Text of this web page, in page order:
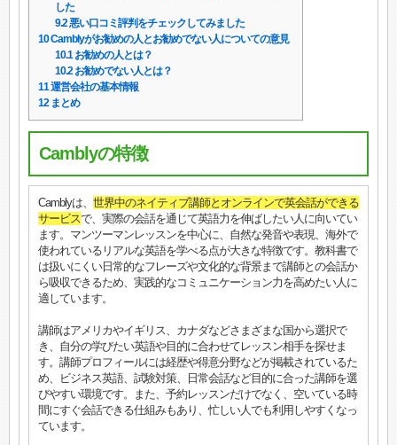
した
9.2悪い口コミ評判をチェックしてみました
10Camblyがお勧めの人とお勧めでない人についての意見
10.1お勧めの人とは？
10.2お勧めでない人とは？
11運営会社の基本情報
12まとめ
Camblyの特徴
Camblyは、 世界中のネイティブ講師とオンラインで英会話ができる
サービスで、実際の会話を通じて英語力を伸ばしたい人に向いてい
ます。マンツーマンレッスンを中心に、自然な発音や表現、海外で
使われているリアルな英語を学べる点が大きな特徴です。教科書で
は扱いにくい日常的なフレーズや文化的な背景まで講師との会話か
ら吸収できるため、実践的なコミュニケーション力を高めたい人に
適しています。
講師はアメリカやイギリス、カナダなどさまざまな国から選択で
き、自分の学びたい英語や目的に合わせてレッスン相手を探せま
す。講師プロフィールには経歴や得意分野などが掲載されているた
め、ビジネス英語、試験対策、日常会話など目的に合った講師を選
びやすい環境です。また、予約レッスンだけでなく、空いている時
間にすぐ会話できる仕組みもあり、忙しい人でも利用しやすくなっ
ています。